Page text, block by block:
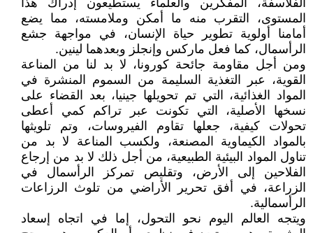
الفلاسفة، المفكرين والعلماء يستطيعون إدراك هذا
المستوى، التقرب منه ما أمكن وملامسته، مما يضع
أمامنا أولوية تطوير حياة الإنسان، في مواجهة جشع
الرأسمال، كما فعل ماركس وإنجلز وبعدهما لينين.
ومن أجل مقاومة جائحة كورونا، لا بد لنا من المناعة
القوية، عبر التغذية السليمة من السموم المنشرة في
المواد الغذائية، التي تم تحويلها جينيا، بعد القضاء على
نسخها الأصلية، التي تكونت عبر تراكم كمي أعطى
تحولات كيفية، جعلها تقاوم الفيروسات، وتم تلويثها
بالمواد الكيماوية المصنعة، ولكسب المناعة لا بد من
تناول المواد البيئية الطبيعية، من أجل ذلك لا بد من إرجاع
الفلاحين إلى الأرض، وتقليص تمركز الرأسمال في
الزراعة، في أفق تحرير الأراضي من تلوث الرزاعات
الرأسمالية.
ويتجه العالم اليوم نحو التحول، إما في اتجاه إسعاد